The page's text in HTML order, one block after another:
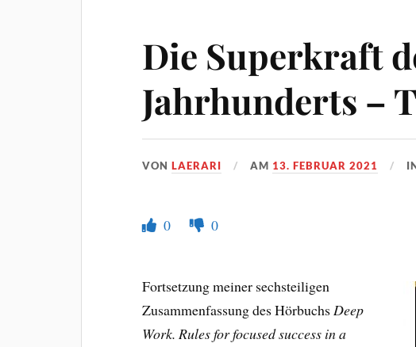
Die Superkraft
Jahrhunderts –
VONLAERARI AM 13. FEBRUAR 2021
0 0
Fortsetzung meiner sechsteiligen
Zusammenfassung des HörbuchsDeep
Work. Rules for focused success in a